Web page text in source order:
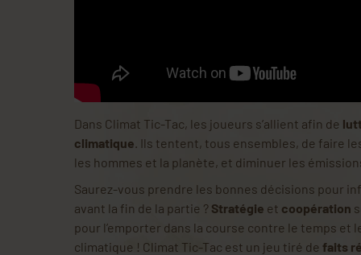
Dans Climat Tic-Tac, les joueurs s’allient afin de
climatique . Ils tentent, tous ensembles, de faire
les hommes et la planète, et diminuer les émissions
Saurez-vous prendre les bonnes décisions pour
avant la fin de la partie ? Stratégie et coopération
pour l’emporter dans la course contre le temps et
climatique ! Climat Tic-Tac est un jeu tiré de faits